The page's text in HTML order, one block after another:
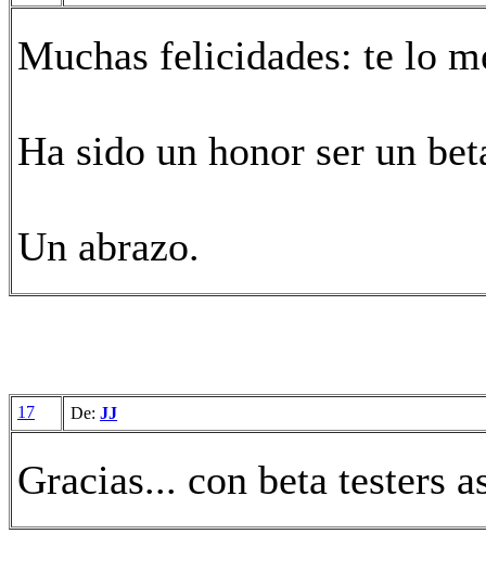
Muchas felicidades: te lo
Ha sido un honor ser un
Un abrazo.
17 De: JJ
Gracias... con beta testers